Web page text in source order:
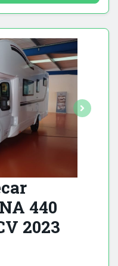
440
2023